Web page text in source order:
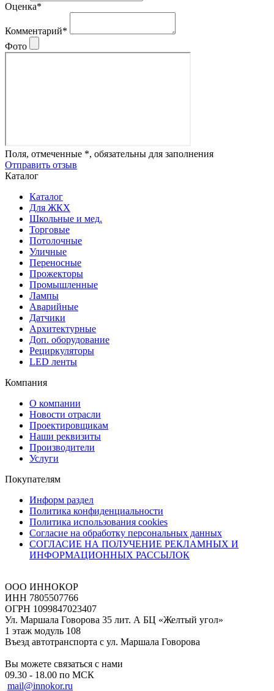
Оценка*
Комментарий*
Фото
Поля, отмеченные *, обязательны для заполнения
Отправить отзыв
Каталог
Каталог
Для ЖКХ
Школьные и мед.
Торговые
Потолочные
Уличные
Переносные
Прожекторы
Промышленные
Лампы
Аварийные
Датчики
Архитектурные
Доп. оборудование
Рециркуляторы
LED ленты
Компания
О компании
Новости отрасли
Проектировщикам
Наши реквизиты
Производители
Услуги
Покупателям
Информ раздел
Политика конфиденциальности
Политика использования cookies
Согласие на обработку персональных данных
СОГЛАСИЕ НА ПОЛУЧЕНИЕ РЕКЛАМНЫХ И
ИНФОРМАЦИОННЫХ РАССЫЛОК
ООО ИННОКОР
ИНН 7805507766
ОГРН 1099847023407
Ул. Маршала Говорова 35 лит. А БЦ «Желтый угол»
1 этаж модуль 108
Въезд автотранспорта с ул. Маршала Говорова
Вы можете связаться с нами
09.30 - 18.00 по МСК
mail@innokor.ru